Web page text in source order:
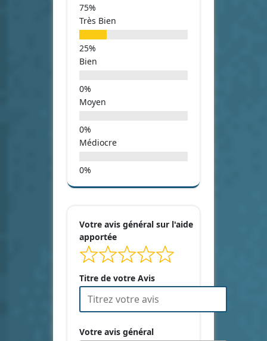
Très Bien
Bien
Moyen
Médiocre
Votre avis général sur l'aide
apportée
Titre de votre Avis
Votre avis général